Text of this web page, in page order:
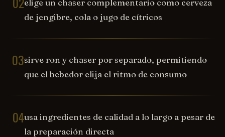
elige un chaser complementario como cerveza
de jengibre, cola o jugo de cítricos
03sirve ron y chaser por separado, permitiendo
que el bebedor elija el ritmo de consumo
04usa ingredientes de calidad a lo largo a pesar de
la preparación directa